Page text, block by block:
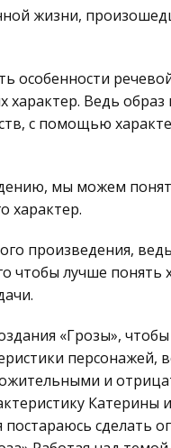
жизни,
особенности
Ведь образ
с помощью
мы можем
характер.
произведения,
чтобы лучше понять
«Грозы»,
персонажей,
и
Катерины
постараюсь сделать